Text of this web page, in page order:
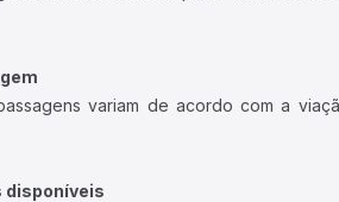
variam de acordo com a
disponíveis